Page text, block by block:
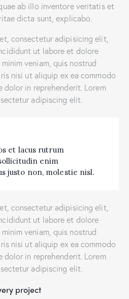
ab illo inventore veritatis et
dicta sunt, explicabo.
consectetur adipisicing elit,
ut labore et dolore
veniam, quis nostrud
nisi ut aliquip ex ea commodo
dolor in reprehenderit. Lorem
adipiscing elit.
et lacus rutrum
enim
justo non, molestie nisl.
consectetur adipisicing elit,
ut labore et dolore
veniam, quis nostrud
nisi ut aliquip ex ea commodo
dolor in reprehenderit. Lorem
adipiscing elit.
project